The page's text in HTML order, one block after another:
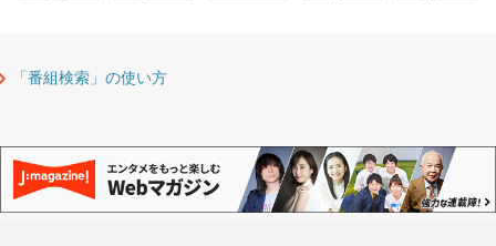
「番組検索」の使い方